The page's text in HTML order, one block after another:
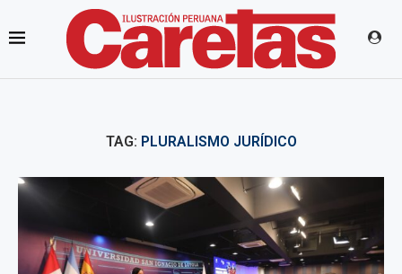
TAG: PLURALISMO JURÍDICO